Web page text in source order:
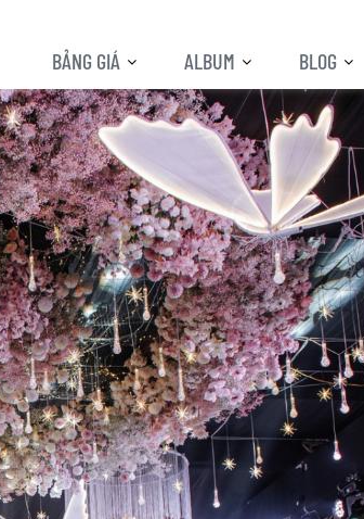
BẢNG GIÁ ALBUM BLOG